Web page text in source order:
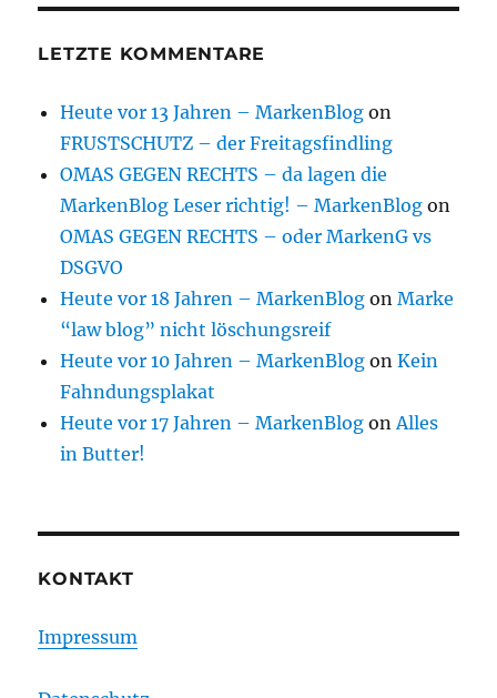
LETZTE KOMMENTARE
Heute vor 13 Jahren – MarkenBlog on
FRUSTSCHUTZ – der Freitagsfindling
OMAS GEGEN RECHTS – da lagen die
MarkenBlog Leser richtig! – MarkenBlog on
OMAS GEGEN RECHTS – oder MarkenG vs
DSGVO
Heute vor 18 Jahren – MarkenBlog onMarke
“law blog” nicht löschungsreif
Heute vor 10 Jahren – MarkenBlog onKein
Fahndungsplakat
Heute vor 17 Jahren – MarkenBlog onAlles
in Butter!
KONTAKT
Impressum